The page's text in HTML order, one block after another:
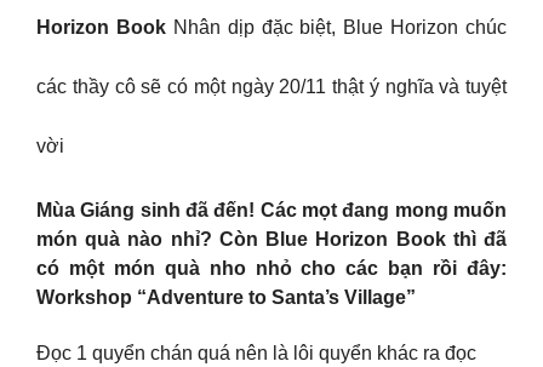
Horizon BookNhân dịp đặc biệt, Blue Horizon chúc
các thầy cô sẽ có một ngày 20/11 thật ý nghĩa và tuyệt
vời
Mùa Giáng sinh đã đến! Các mọt đang mong muốn
món quà nào nhỉ? Còn Blue Horizon Book thì đã
có một món quà nho nhỏ cho các bạn rồi đây:
Workshop “Adventure to Santa’s Village”
Đọc 1 quyển chán quá nên là lôi quyển khác ra đọc